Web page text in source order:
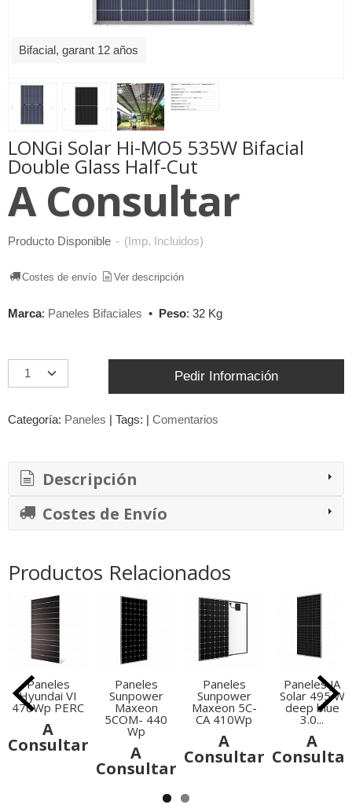
Bifacial, garant 12 años
LONGi Solar Hi-MO5 535W Bifacial
Double Glass Half-Cut
A Consultar
Producto Disponible - (Imp. Incluidos)
Costes de envío Ver descripción
Marca: Paneles Bifaciales • Peso: 32 Kg
Pedir Información
Categoría: Paneles | Tags: | Comentarios
Descripción
Costes de Envío
Productos Relacionados
Paneles
Hyundai VI
470Wp PERC
A
Consultar
Paneles
Sunpower
Maxeon
5COM- 440
Wp
A
Consultar
Paneles
Sunpower
Maxeon 5C-
CA 410Wp
A
Consultar
Paneles JA
Solar 495 W
deep blue
3.0...
A
Consultar